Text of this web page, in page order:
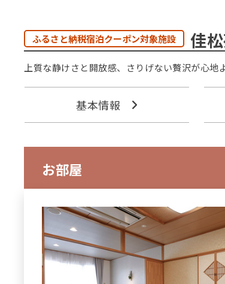
ふるさと納税宿泊クーポン対象施設 佳
上質な静けさと開放感、さりげない贅沢が心
基本情報
お部屋